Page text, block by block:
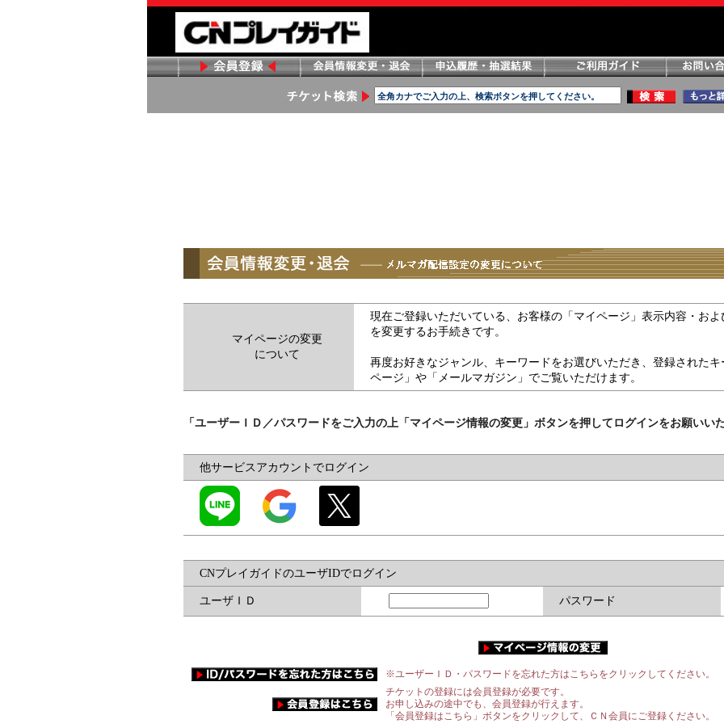
マイページの変更
について
現在ご登録いただいている、お客様の「マイページ」表示内容・お
を変更するお手続きです。
再度お好きなジャンル、キーワードをお選びいただき、登録された
ページ」や「メールマガジン」でご覧いただけます。
「ユーザーＩＤ／パスワードをご入力の上「マイページ情報の変更」ボタンを押してログインをお願いいた
他サービスアカウントでログイン
CNプレイガイドのユーザIDでログイン
ユーザＩＤ パスワード
※ユーザーＩＤ・パスワードを忘れた方はこちらをクリックしてください。
チケットの登録には会員登録が必要です。
お申し込みの途中でも、会員登録が行えます。
「会員登録はこちら」ボタンをクリックして、ＣＮ会員にご登録ください。